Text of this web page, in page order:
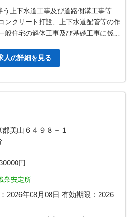
う上下水道工事及び道路側溝工事等
ンクリート打設、上下水道配管等の作
般住宅の解体工事及び基礎工事に係る
人の詳細を見る
美山６４９８－１
円
業安定所
2026年08月08日 有効期限： 2026